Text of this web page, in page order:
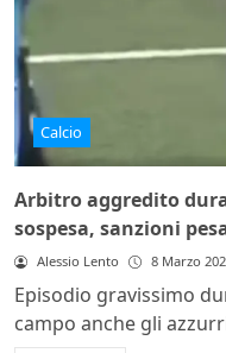
Calcio
Arbitro aggredito
sospesa, sanzioni
Alessio Lento 8 Marzo
Episodio gravissimo
campo anche gli